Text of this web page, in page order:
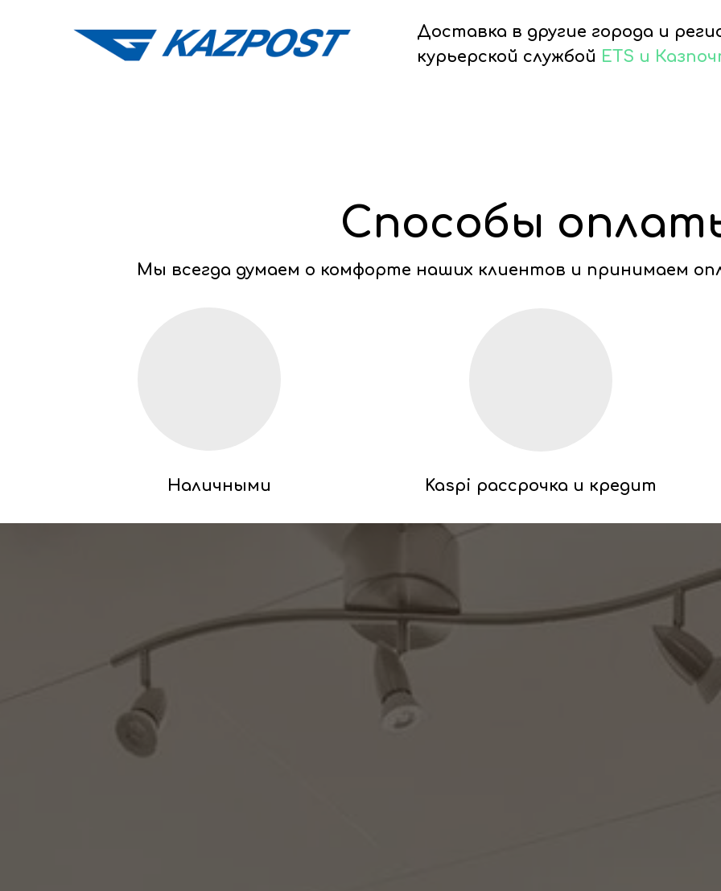
Доставка в другие города и
курьерской службой ETS и
Наличными Kaspi рассрочка и кредит
Способы
Мы всегда думаем о комфорте наших клиентов и принимаем